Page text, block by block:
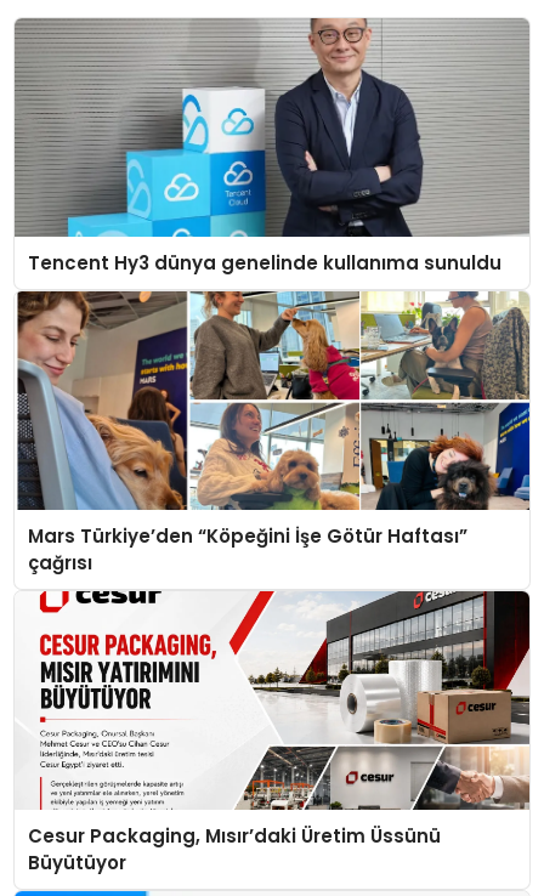
Tencent Hy3 dünya genelinde kullanıma sunuldu
Mars Türkiye’den “Köpeğini İşe Götür Haftası”
çağrısı
Cesur Packaging, Mısır’daki Üretim Üssünü
Büyütüyor